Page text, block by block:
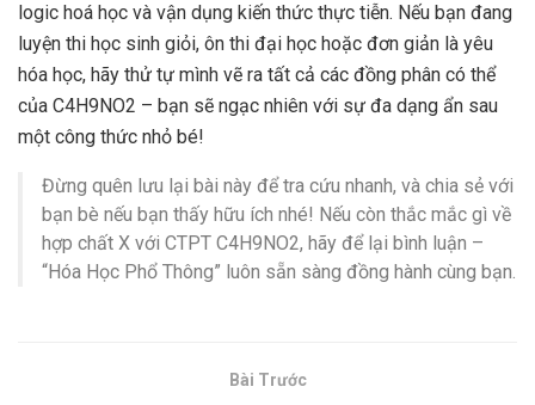
logic hoá học và vận dụng kiến thức thực tiễn. Nếu bạn đang
luyện thi học sinh giỏi, ôn thi đại học hoặc đơn giản là yêu
hóa học, hãy thử tự mình vẽ ra tất cả các đồng phân có thể
của C4H9NO2 – bạn sẽ ngạc nhiên với sự đa dạng ẩn sau
một công thức nhỏ bé!
Đừng quên lưu lại bài này để tra cứu nhanh, và chia sẻ với
bạn bè nếu bạn thấy hữu ích nhé! Nếu còn thắc mắc gì về
hợp chất X với CTPT C4H9NO2, hãy để lại bình luận –
“Hóa Học Phổ Thông” luôn sẵn sàng đồng hành cùng bạn.
Bài Trước